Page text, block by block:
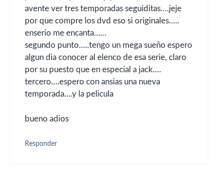
avente ver tres temporadas seguiditas….jeje
por que compre los dvd eso si originales…..
enserio me encanta……
segundo punto…..tengo un mega sueño espero
algun dia conocer al elenco de esa serie, claro
por su puesto que en especial a jack….
tercero….espero con ansias una nueva
temporada….y la pelicula
bueno adios
Responder